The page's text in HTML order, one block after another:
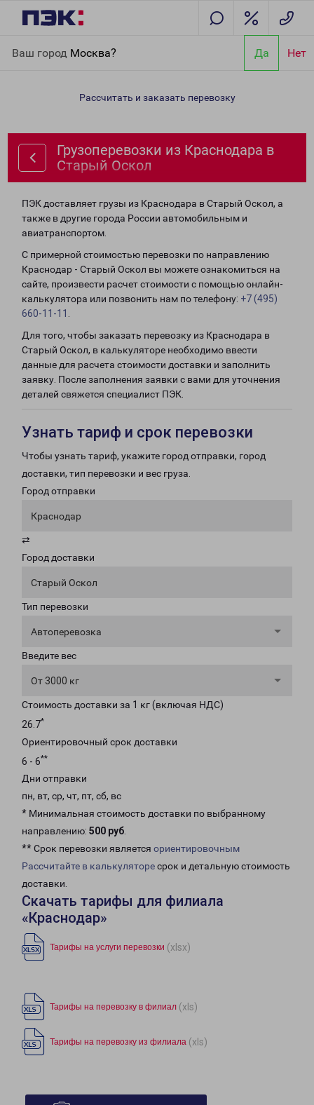
Ваш город Москва? Да Нет
Старый Оскол
Рассчитать и заказать перевозку
Грузоперевозки из Краснодара в
Старый Оскол
ПЭК доставляет грузы из Краснодара в Старый Оскол, а
также в другие города России автомобильным и
авиатранспортом.
С примерной стоимостью перевозки по направлению
Краснодар - Старый Оскол вы можете ознакомиться на
сайте, произвести расчет стоимости с помощью онлайн-
калькулятора или позвонить нам по телефону: +7 (495)
660-11-11
Для того, чтобы заказать перевозку из Краснодара в
Старый Оскол, в калькуляторе необходимо ввести
данные для расчета стоимости доставки и заполнить
заявку. После заполнения заявки с вами для уточнения
деталей свяжется специалист ПЭК.
Узнать тариф и срок перевозки
Чтобы узнать тариф, укажите город отправки, город
доставки, тип перевозки и вес груза.
Город отправки
Краснодар
⇄
Город доставки
Старый Оскол
Тип перевозки
Автоперевозка
Введите вес
От 3000 кг
Стоимость доставки за 1 кг (включая НДС)
26.7*
Ориентировочный срок доставки
6 - 6**
Дни отправки
пн, вт, ср, чт, пт, сб, вс
* Минимальная стоимость доставки по выбранному
направлению: 500 руб.
** Срок перевозки является ориентировочным
Рассчитайте в калькуляторесрок и детальную стоимость
доставки.
Скачать тарифы для филиала
«Краснодар»
Тарифы на услуги перевозки (xlsx)
Тарифы на перевозку в филиал (xls)
Тарифы на перевозку из филиала (xls)